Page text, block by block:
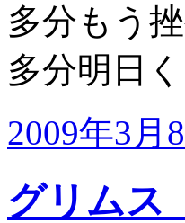
多分もう挫
多分明日
2009年3月
グリムス